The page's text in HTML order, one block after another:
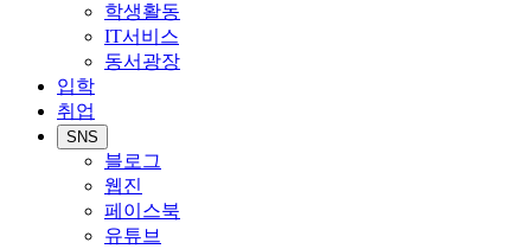
학생활동
IT서비스
동서광장
입학
취업
SNS
블로그
웹진
페이스북
유튜브